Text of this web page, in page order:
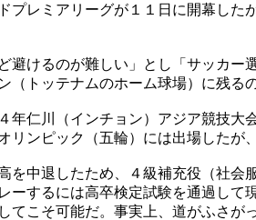
レミアリーグが１１日に開幕し
けるのが難しい」とし「サッカ
トッテナムのホーム球場）に残る
仁川（インチョン）アジア競技
ンピック（五輪）には出場したが
中退したため、４級補充役（社
するには高卒検定試験を通過し
こそ可能だ。事実上、道がふさが